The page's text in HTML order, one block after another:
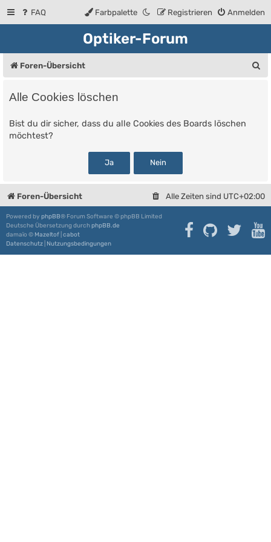
FAQ Anmelden
Registrieren
Farbpalette
Optiker-Forum
Foren-Übersicht
Alle Cookies löschen
Bist du dir sicher, dass du alle Cookies des Boards löschen
möchtest?
Foren-Übersicht Alle Zeiten sind UTC+02:00
Powered by phpBB® Forum Software © phpBB Limited
Deutsche Übersetzung durchphpBB.de
damaïo © Mazeltof cabot
Datenschutz Nutzungsbedingungen